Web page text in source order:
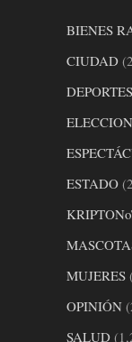
BIENES
CIUDAD
DEPORTES
ESTADO
MUJERES
OPINIÓN
SALUD